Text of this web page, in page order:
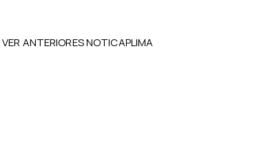
VER ANTERIORES NOTICAPLIMA